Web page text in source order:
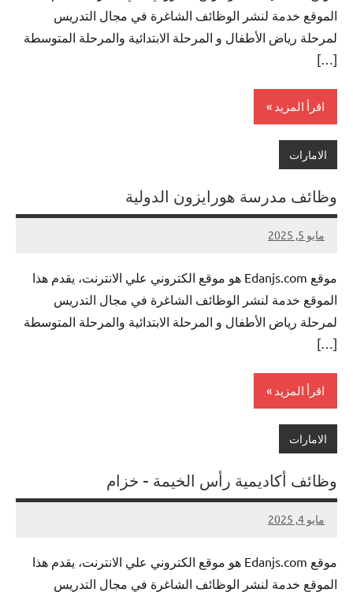
الموقع خدمة لنشر الوظائف الشاغرة في مجال التدريس
لمرحلة رياض الأطفال و المرحلة الابتدائية والمرحلة المتوسطة
[…]
اقرأ المزيد
الامارات
وظائف مدرسة هورايزون الدولية
مايو 5, 2025
nazto
لا
تعليقات
موقع Edanjs.com هو موقع الكتروني علي الانترنت، يقدم هذا
الموقع خدمة لنشر الوظائف الشاغرة في مجال التدريس
لمرحلة رياض الأطفال و المرحلة الابتدائية والمرحلة المتوسطة
[…]
اقرأ المزيد
الامارات
وظائف أكاديمية رأس الخيمة – خزام
مايو 4, 2025
nazto
لا
تعليقات
موقع Edanjs.com هو موقع الكتروني علي الانترنت، يقدم هذا
الموقع خدمة لنشر الوظائف الشاغرة في مجال التدريس